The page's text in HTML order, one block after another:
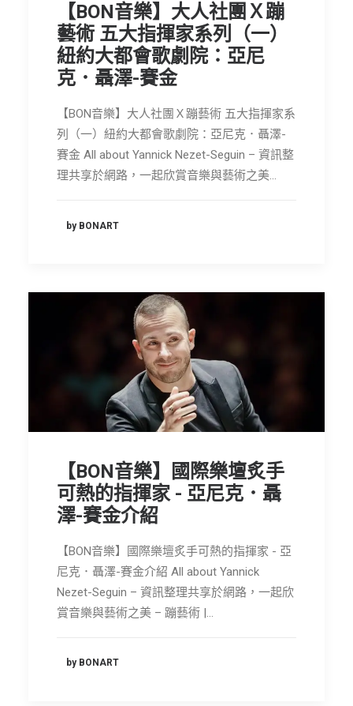
節慶長笛樂團
關於我們
會員專區
SEARCH
【BON音樂】大人社團Ｘ蹦
藝術 五大指揮家系列（一）
紐約大都會歌劇院：亞尼
克．聶澤-賽金
【BON音樂】大人社團Ｘ蹦藝術 五大指揮家系
列（一）紐約大都會歌劇院：亞尼克．聶澤-
賽金 All about Yannick Nezet-Seguin – 資訊整
理共享於網路，一起欣賞音樂與藝術之美…
by BONART
【BON音樂】國際樂壇炙手
可熱的指揮家 - 亞尼克．聶
澤-賽金介紹
【BON音樂】國際樂壇炙手可熱的指揮家 - 亞
尼克．聶澤-賽金介紹 All about Yannick
Nezet-Seguin – 資訊整理共享於網路，一起欣
賞音樂與藝術之美 – 蹦藝術 |…
by BONART